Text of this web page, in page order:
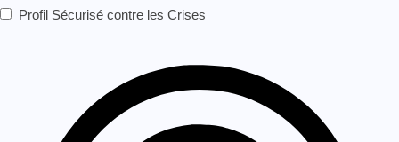
Profil Sécurisé contre les Crises